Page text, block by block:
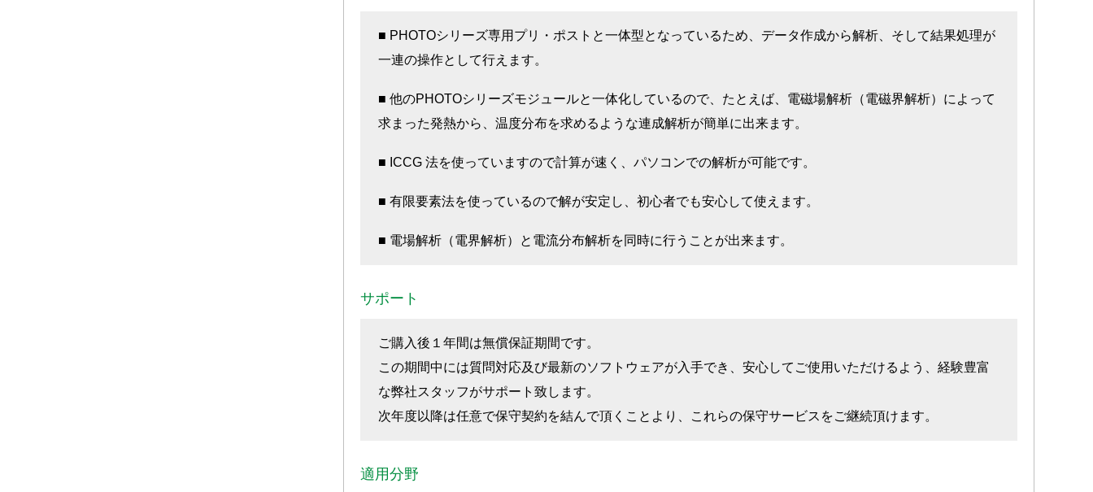
■ PHOTOシリーズ専用プリ・ポストと一体型となっているため、データ作成から解析、そして結果処理が
一連の操作として行えます。
■ 他のPHOTOシリーズモジュールと一体化しているので、たとえば、電磁場解析（電磁界解析）によって
求まった発熱から、温度分布を求めるような連成解析が簡単に出来ます。
■ ICCG 法を使っていますので計算が速く、パソコンでの解析が可能です。
■ 有限要素法を使っているので解が安定し、初心者でも安心して使えます。
■ 電場解析（電界解析）と電流分布解析を同時に行うことが出来ます。
サポート
ご購入後１年間は無償保証期間です。
この期間中には質問対応及び最新のソフトウェアが入手でき、安心してご使用いただけるよう、経験豊富
な弊社スタッフがサポート致します。
次年度以降は任意で保守契約を結んで頂くことより、これらの保守サービスをご継続頂けます。
適用分野